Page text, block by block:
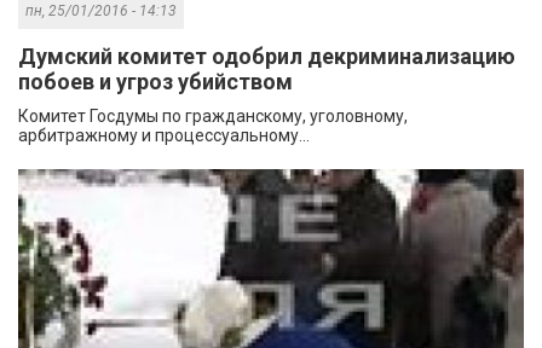
пн, 25/01/2016 - 14:13
Думский комитет одобрил декриминализацию
побоев и угроз убийством
Комитет Госдумы по гражданскому, уголовному,
арбитражному и процессуальному...